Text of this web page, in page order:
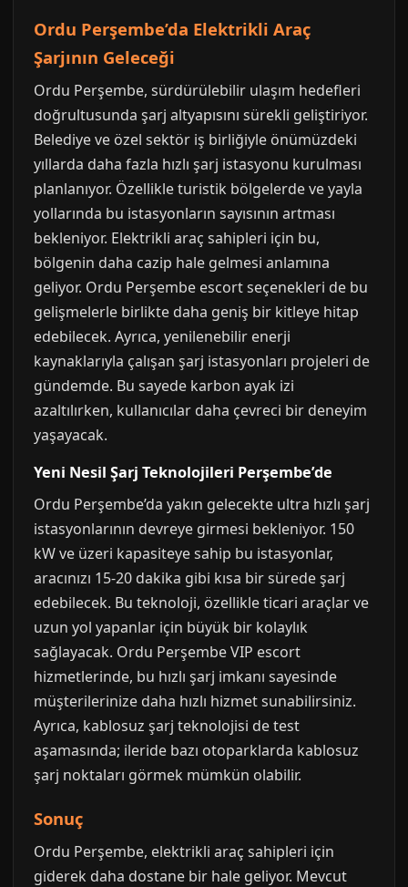
Ordu Perşembe’da Elektrikli Araç
Şarjının Geleceği
Ordu Perşembe, sürdürülebilir ulaşım hedefleri
doğrultusunda şarj altyapısını sürekli geliştiriyor.
Belediye ve özel sektör iş birliğiyle önümüzdeki
yıllarda daha fazla hızlı şarj istasyonu kurulması
planlanıyor. Özellikle turistik bölgelerde ve yayla
yollarında bu istasyonların sayısının artması
bekleniyor. Elektrikli araç sahipleri için bu,
bölgenin daha cazip hale gelmesi anlamına
geliyor. Ordu Perşembe escort seçenekleri de bu
gelişmelerle birlikte daha geniş bir kitleye hitap
edebilecek. Ayrıca, yenilenebilir enerji
kaynaklarıyla çalışan şarj istasyonları projeleri de
gündemde. Bu sayede karbon ayak izi
azaltılırken, kullanıcılar daha çevreci bir deneyim
yaşayacak.
Yeni Nesil Şarj Teknolojileri Perşembe’de
Ordu Perşembe’da yakın gelecekte ultra hızlı şarj
istasyonlarının devreye girmesi bekleniyor. 150
kW ve üzeri kapasiteye sahip bu istasyonlar,
aracınızı 15-20 dakika gibi kısa bir sürede şarj
edebilecek. Bu teknoloji, özellikle ticari araçlar ve
uzun yol yapanlar için büyük bir kolaylık
sağlayacak. Ordu Perşembe VIP escort
hizmetlerinde, bu hızlı şarj imkanı sayesinde
müşterilerinize daha hızlı hizmet sunabilirsiniz.
Ayrıca, kablosuz şarj teknolojisi de test
aşamasında; ileride bazı otoparklarda kablosuz
şarj noktaları görmek mümkün olabilir.
Sonuç
Ordu Perşembe, elektrikli araç sahipleri için
giderek daha dostane bir hale geliyor. Mevcut